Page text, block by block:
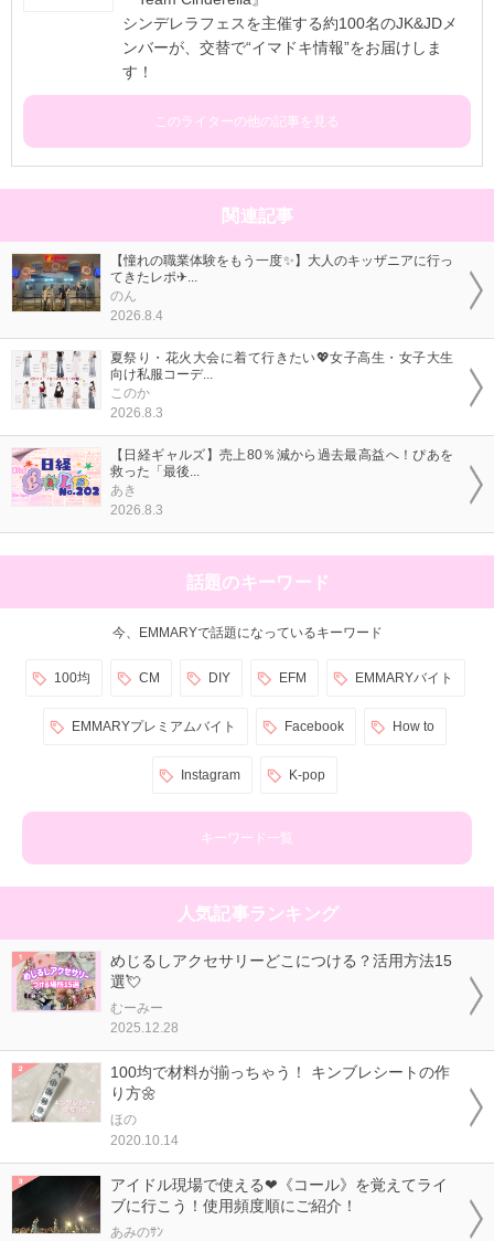
シンデレラフェスを主催する約100名のJK&JDメ
ンバーが、交替で“イマドキ情報”をお届けしま
す！
このライターの他の記事を見る
関連記事
【憧れの職業体験をもう一度✨】大人のキッザニアに行っ
てきたレポ✈...
のん
2026.8.4
夏祭り・花火大会に着て行きたい💖女子高生・女子大生
向け私服コーデ...
このか
2026.8.3
【日経ギャルズ】売上80％減から過去最高益へ！ぴあを
救った「最後...
あき
2026.8.3
話題のキーワード
今、EMMARYで話題になっているキーワード
100均 CM DIY EFM EMMARYバイト
EMMARYプレミアムバイト Facebook How to
Instagram K-pop
キーワード一覧
人気記事ランキング
めじるしアクセサリーどこにつける？活用方法15
選💘
むーみー
2025.12.28
100均で材料が揃っちゃう！ キンブレシートの作
り方🌼
ほの
2020.10.14
アイドル現場で使える❤《コール》を覚えてライ
ブに行こう！使用頻度順にご紹介！
あみのｻﾝ